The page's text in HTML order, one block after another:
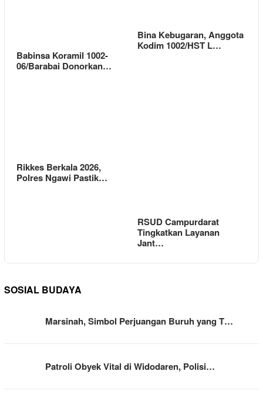
Babinsa Koramil 1002-
06/Barabai Donorkan…
Bina Kebugaran, Anggota
Kodim 1002/HST L…
Rikkes Berkala 2026,
Polres Ngawi Pastik…
RSUD Campurdarat
Tingkatkan Layanan
Jant…
SOSIAL BUDAYA
Marsinah, Simbol Perjuangan Buruh yang T…
Patroli Obyek Vital di Widodaren, Polisi…